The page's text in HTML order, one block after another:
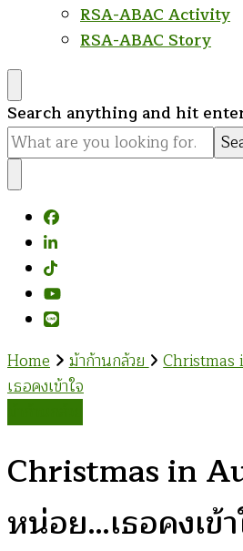
RSA-ABAC Activity
RSA-ABAC Story
Looking
for
Something?
Search anything and hit
Home ม้าก้านกล้วย
เธอคงเข้าใจ
Christmas in
หน่อย…เธอคงเข้